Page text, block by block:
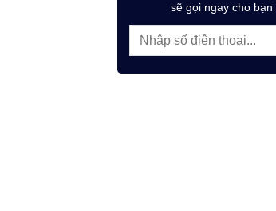
sẽ gọi ngay cho bạn